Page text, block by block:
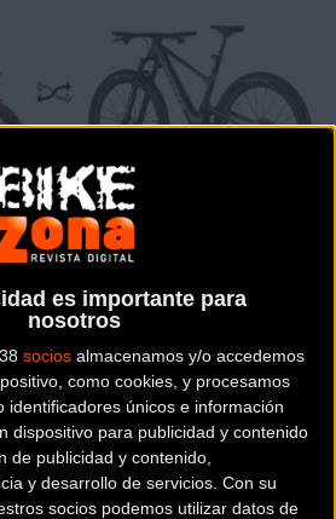
es importante para
nosotros
socios almacenamos y/o accedemos
como cookies, y procesamos
identificadores únicos e información
dispositivo para publicidad y contenido
de publicidad y contenido,
y desarrollo de servicios. Con su
socios podemos utilizar datos de
- Cuando los precios de las
de las Motos
entre el mercado de las bicicletas y
se quede en casa este